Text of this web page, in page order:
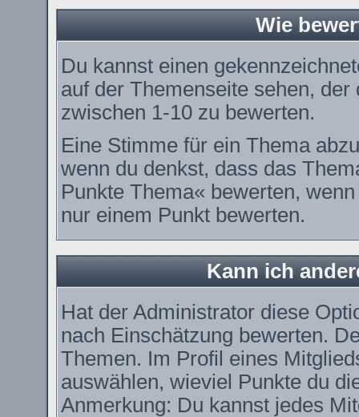
Wie
Du kannst einen
auf der Themenseite sehen,
zwischen 1-10 zu bewerten.
Eine Stimme für ein Thema
wenn du denkst, dass das
Punkte Thema« bewerten,
nur einem Punkt bewerten.
Kann ich
Hat der Administrator diese
nach Einschätzung bewerten.
Themen. Im Profil eines
auswählen, wieviel Punkte du
Anmerkung: Du kannst jedes